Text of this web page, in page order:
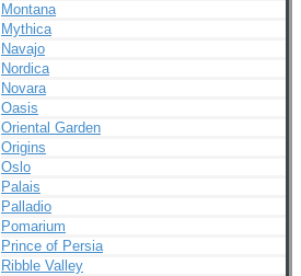
Montana
Mythica
Navajo
Nordica
Novara
Oasis
Oriental Garden
Origins
Oslo
Palais
Palladio
Pomarium
Prince of Persia
Ribble Valley